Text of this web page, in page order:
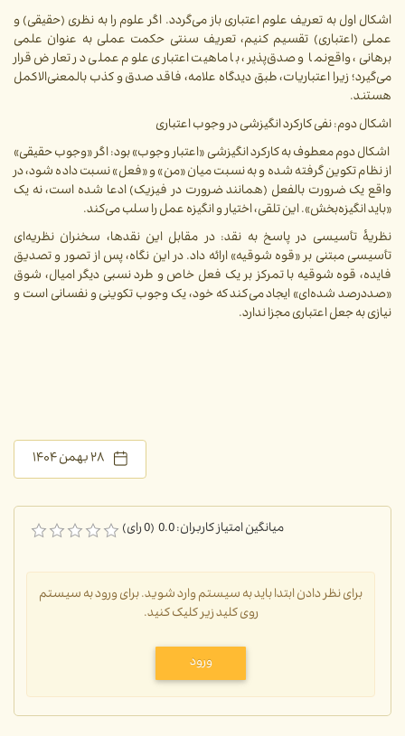
اشکال اول به تعریف علوم اعتباری باز می‌گردد. اگر علوم را به نظری (حقیقی) و
عملی (اعتباری) تقسیم کنیم، تعریف سنتی حکمت عملی به عنوان علمی
برهانی، واقع‌نما و صدق‌پذیر، با ماهیت اعتباری علوم عملی در تعارض قرار
می‌گیرد؛ زیرا اعتباریات، طبق دیدگاه علامه، فاقد صدق و کذب بالمعنی‌الاکمل
هستند.
اشکال دوم: نفی کارکرد انگیزشی در وجوب اعتباری
اشکال دوم معطوف به کارکرد انگیزشی «اعتبار وجوب» بود: اگر «وجوب حقیقی»
از نظام تکوین گرفته شده و به نسبت میان «من» و «فعل» نسبت داده شود، در
واقع یک ضرورت بالفعل (همانند ضرورت در فیزیک) ادعا شده است، نه یک
«باید انگیزه‌بخش». این تلقی، اختیار و انگیزه عمل را سلب می‌کند.
نظریۀ تأسیسی در پاسخ به نقد: در مقابل این نقدها، سخنران نظریه‌ای
تأسیسی مبتنی بر «قوه شوقیه» ارائه داد. در این نگاه، پس از تصور و تصدیق
فایده، قوه شوقیه با تمرکز بر یک فعل خاص و طرد نسبی دیگر امیال، شوق
«صددرصد شده‌ای» ایجاد می‌کند که خود، یک وجوب تکوینی و نفسانی است و
نیازی به جعل اعتباری مجزا ندارد.
۲۸ بهمن ۱۴۰۴
میانگین امتیاز کاربران: 0.0 (0 رای)
برای نظر دادن ابتدا باید به سیستم وارد شوید. برای ورود به سیستم
روی کلید زیر کلیک کنید.
ورود